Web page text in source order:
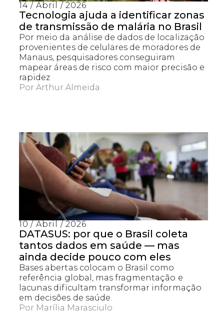
14 / Abril / 2026
Tecnologia ajuda a identificar zonas
de transmissão de malária no Brasil
Por meio da análise de dados de localização
provenientes de celulares de moradores de
Manaus, pesquisadores conseguiram
mapear áreas de risco com maior precisão e
rapidez
PorArthur Almeida
10 / Abril / 2026
DATASUS: por que o Brasil coleta
tantos dados em saúde — mas
ainda decide pouco com eles
Bases abertas colocam o Brasil como
referência global, mas fragmentação e
lacunas dificultam transformar informação
em decisões de saúde.
Por Marília Marasciulo